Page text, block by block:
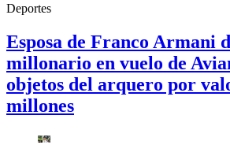
Deportes
Esposa de Franco Armani
millonario en vuelo de
objetos del arquero por
millones